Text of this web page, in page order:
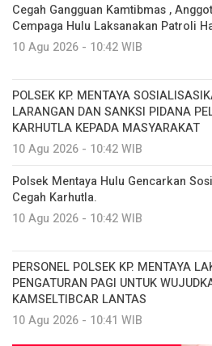
Cegah Gangguan Kamtibmas ,
Cempaga Hulu Laksanakan Patroli
10 Agu 2026 - 10:42 WIB
POLSEK KP. MENTAYA
LARANGAN DAN SANKSI PIDANA
KARHUTLA KEPADA MASYARAKAT
10 Agu 2026 - 10:42 WIB
Polsek Mentaya Hulu Gencarkan
Cegah Karhutla.
10 Agu 2026 - 10:42 WIB
PERSONEL POLSEK KP. MENTAYA
PENGATURAN PAGI UNTUK
KAMSELTIBCAR LANTAS
10 Agu 2026 - 10:41 WIB